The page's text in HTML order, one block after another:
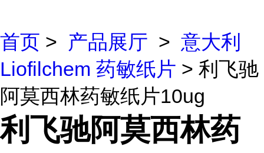
首页 > 产品展厅 > 意大利
Liofilchem 药敏纸片 > 利飞驰
阿莫西林药敏纸片10ug
利飞驰阿莫西林药